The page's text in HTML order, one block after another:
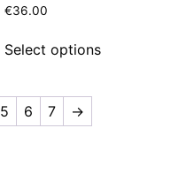
€36.00
Select options
5 6 7 →